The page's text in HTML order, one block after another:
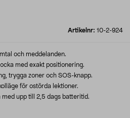
Artikelnr: 10-2-924
och meddelanden.
med exakt positionering.
trygga zoner och SOS-knapp.
för ostörda lektioner.
upp till 2,5 dags batteritid.